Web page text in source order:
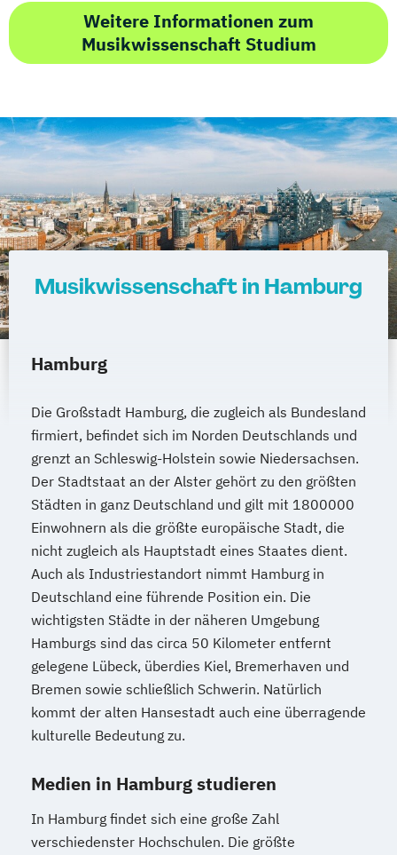
Weitere Informationen zum
Musikwissenschaft Studium
Musikwissenschaft in Hamburg
Hamburg
Die Großstadt Hamburg, die zugleich als Bundesland
firmiert, befindet sich im Norden Deutschlands und
grenzt an Schleswig-Holstein sowie Niedersachsen.
Der Stadtstaat an der Alster gehört zu den größten
Städten in ganz Deutschland und gilt mit 1800000
Einwohnern als die größte europäische Stadt, die
nicht zugleich als Hauptstadt eines Staates dient.
Auch als Industriestandort nimmt Hamburg in
Deutschland eine führende Position ein. Die
wichtigsten Städte in der näheren Umgebung
Hamburgs sind das circa 50 Kilometer entfernt
gelegene Lübeck, überdies Kiel, Bremerhaven und
Bremen sowie schließlich Schwerin. Natürlich
kommt der alten Hansestadt auch eine überragende
kulturelle Bedeutung zu.
Medien in Hamburg studieren
In Hamburg findet sich eine große Zahl
verschiedenster Hochschulen. Die größte